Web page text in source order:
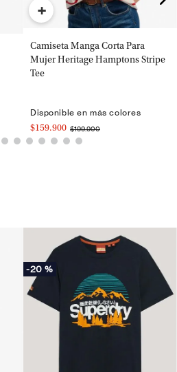
+
Camiseta Manga Corta Para
Mujer Heritage Hamptons Stripe
Tee
Disponible en más colores
$159.900 $199.900
-20 %